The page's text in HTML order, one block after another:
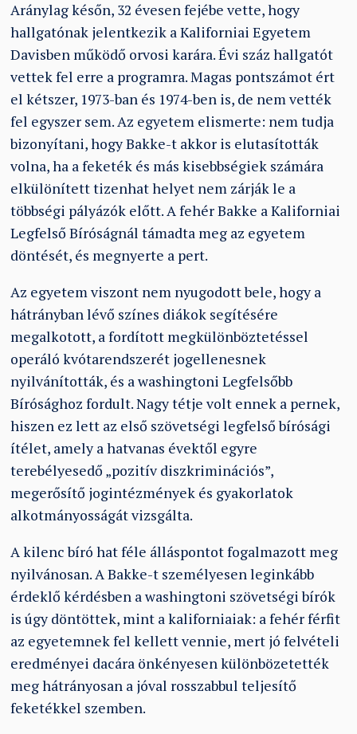
Aránylag későn, 32 évesen fejébe vette, hogy
hallgatónak jelentkezik a Kaliforniai Egyetem
Davisben működő orvosi karára. Évi száz hallgatót
vettek fel erre a programra. Magas pontszámot ért
el kétszer, 1973-ban és 1974-ben is, de nem vették
fel egyszer sem. Az egyetem elismerte: nem tudja
bizonyítani, hogy Bakke-t akkor is elutasították
volna, ha a feketék és más kisebbségiek számára
elkülönített tizenhat helyet nem zárják le a
többségi pályázók előtt. A fehér Bakke a Kaliforniai
Legfelső Bíróságnál támadta meg az egyetem
döntését, és megnyerte a pert.
Az egyetem viszont nem nyugodott bele, hogy a
hátrányban lévő színes diákok segítésére
megalkotott, a fordított megkülönböztetéssel
operáló kvótarendszerét jogellenesnek
nyilvánították, és a washingtoni Legfelsőbb
Bírósághoz fordult. Nagy tétje volt ennek a pernek,
hiszen ez lett az első szövetségi legfelső bírósági
ítélet, amely a hatvanas évektől egyre
terebélyesedő „pozitív diszkriminációs”,
megerősítő jogintézmények és gyakorlatok
alkotmányosságát vizsgálta.
A kilenc bíró hat féle álláspontot fogalmazott meg
nyilvánosan. A Bakke-t személyesen leginkább
érdeklő kérdésben a washingtoni szövetségi bírók
is úgy döntöttek, mint a kaliforniaiak: a fehér férfit
az egyetemnek fel kellett vennie, mert jó felvételi
eredményei dacára önkényesen különbözetették
meg hátrányosan a jóval rosszabbul teljesítő
feketékkel szemben.